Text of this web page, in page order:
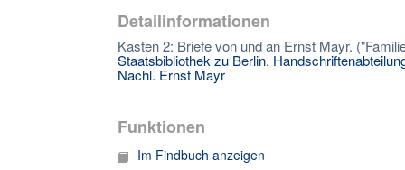
Detailinformationen
Kasten 2: Briefe von und an Ernst Mayr.
Staatsbibliothek zu Berlin.
Nachl. Ernst Mayr
Funktionen
Im Findbuch anzeigen